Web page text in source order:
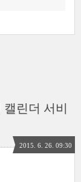
린더 서비
2015. 6. 26. 09:30